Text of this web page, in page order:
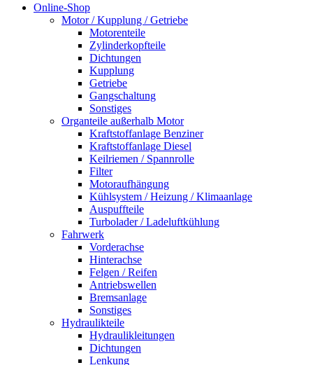
Online-Shop
Motor / Kupplung / Getriebe
Motorenteile
Zylinderkopfteile
Dichtungen
Kupplung
Getriebe
Gangschaltung
Sonstiges
Organteile außerhalb Motor
Kraftstoffanlage Benziner
Kraftstoffanlage Diesel
Keilriemen / Spannrolle
Filter
Motoraufhängung
Kühlsystem / Heizung / Klimaanlage
Auspuffteile
Turbolader / Ladeluftkühlung
Fahrwerk
Vorderachse
Hinterachse
Felgen / Reifen
Antriebswellen
Bremsanlage
Sonstiges
Hydraulikteile
Hydraulikleitungen
Dichtungen
Lenkung